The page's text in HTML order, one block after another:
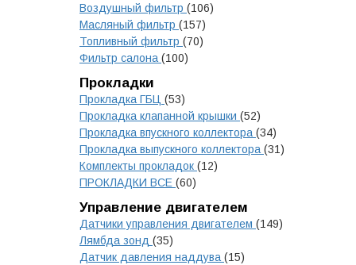
Воздушный фильтр (106)
Масляный фильтр (157)
Топливный фильтр (70)
Фильтр салона (100)
Прокладки
Прокладка ГБЦ (53)
Прокладка клапанной крышки (52)
Прокладка впускного коллектора (34)
Прокладка выпускного коллектора (31)
Комплекты прокладок (12)
ПРОКЛАДКИ ВСЕ (60)
Управление двигателем
Датчики управления двигателем (149)
Лямбда зонд (35)
Датчик давления наддува (15)